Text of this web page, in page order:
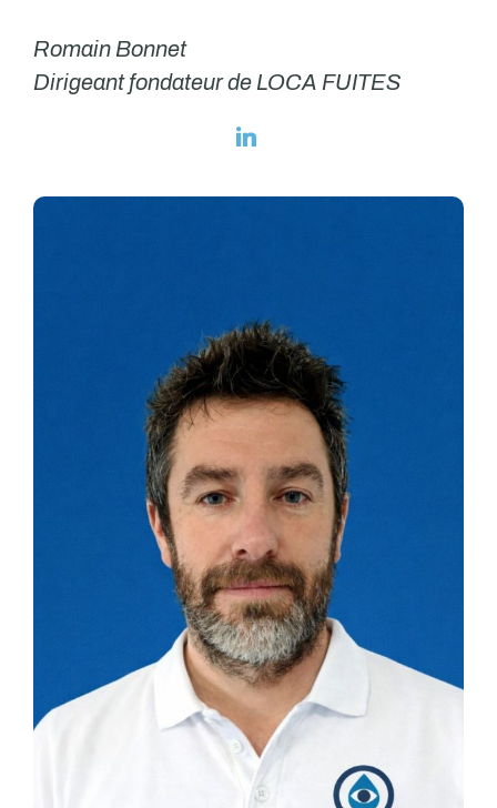
Romain Bonnet
Dirigeant fondateur de LOCA FUITES